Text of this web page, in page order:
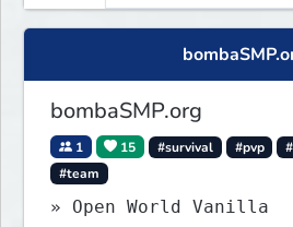
bombaSMP.org
1 15 #survival #pvp
#team
» Open World Vanilla